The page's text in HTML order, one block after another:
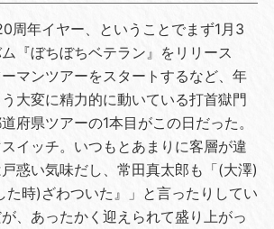
年イヤー、ということでまず1月3
『ぼちぼちベテラン』をリリース
マンツアーをスタートするなど、年
大変に精力的に動いている打首獄門
府県ツアーの1本目がこの日だった。
イッチ。いつもとあまりに客層が違
惑い気味だし、常田真太郎も「(大澤)
た時)ざわついた』」と言ったりしてい
、あったかく迎えられて盛り上がっ